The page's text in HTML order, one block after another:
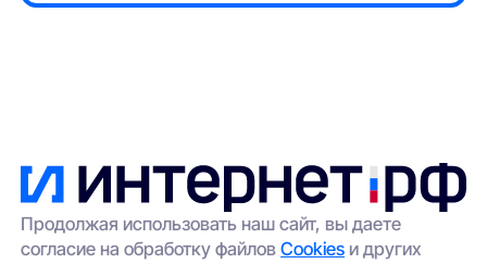
Продолжая использовать наш сайт, вы даете
согласие на обработку файловCookies и других